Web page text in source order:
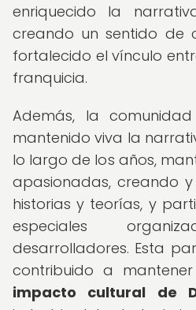
enriquecido la
creando un sentido de
fortalecido el vínculo
franquicia.
Además, la
mantenido viva la
lo largo de los años,
apasionadas, creando
historias y teorías, y
especiales
desarrolladores. Esta
contribuido a
impacto cultural de